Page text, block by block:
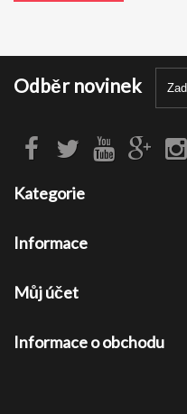
Odběr novinek
Kategorie
Informace
Můj účet
Informace o obchodu